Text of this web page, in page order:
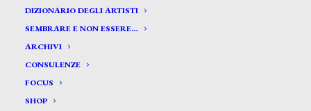
DIZIONARIO DEGLI ARTISTI
SEMBRARE E NON ESSERE…
ARCHIVI
CONSULENZE
FOCUS
SHOP
Vigna L.